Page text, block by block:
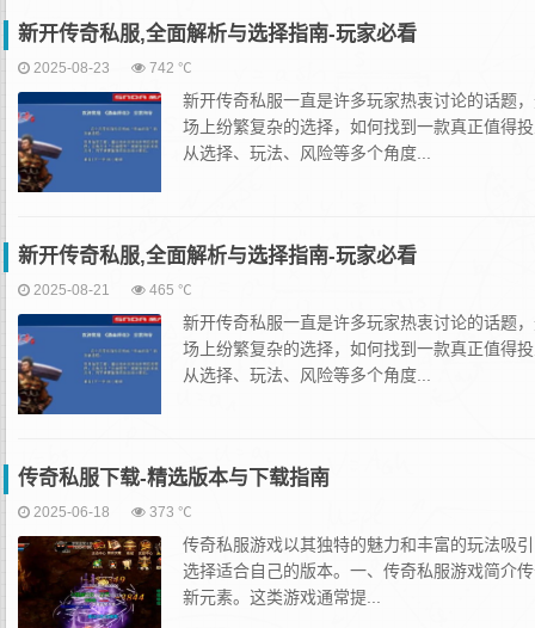
新开传奇私服,全面解析与选择指南-玩家必看
2025-08-23 742 ℃
新开传奇私服一直是许多玩家热衷讨论的话题
场上纷繁复杂的选择，如何找到一款真正值得
从选择、玩法、风险等多个角度...
新开传奇私服,全面解析与选择指南-玩家必看
2025-08-21 465 ℃
新开传奇私服一直是许多玩家热衷讨论的话题
场上纷繁复杂的选择，如何找到一款真正值得
从选择、玩法、风险等多个角度...
传奇私服下载-精选版本与下载指南
2025-06-18 373 ℃
传奇私服游戏以其独特的魅力和丰富的玩法吸
选择适合自己的版本。一、传奇私服游戏简介
新元素。这类游戏通常提...